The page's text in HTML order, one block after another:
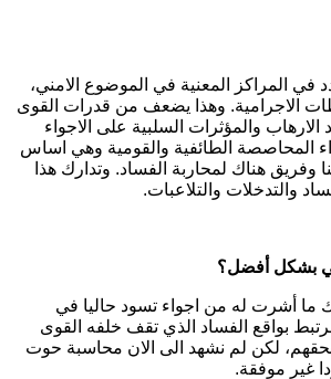
المراكز المعنية في الموضوع الامني،
الاجرامية. وهذا يضعف من قدرات القوى
والمؤثرات السلبية على الاجواء
المحاصصة الطائفية والقومية وهي اساس
وفريق هناك لمحاربة الفساد. وتدارك هذا
والتدخلات والتلاعبات.
بشكل أفضل؟
ما أشرت له من اجواء تسود حاليا في
بواقع الفساد الذي تقف خلفه القوى
لكن لم نشهد الى الان محاسبة حوت
غير موفقة.